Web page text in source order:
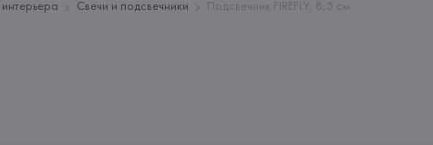
Свечи и подсвечники Подсвечник FIREFLY, 8,5 см